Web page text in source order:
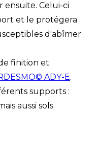
Celui-ci
et le protégera
d'abîmer
finition et
ADY-E.
supports :
aussi sols